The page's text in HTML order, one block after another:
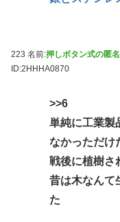
223 名前:押しボタン式の匿
ID:2HHHA0870
>>6
単純に工業製
なかっただけ
戦後に植樹さ
昔は木なんて
た